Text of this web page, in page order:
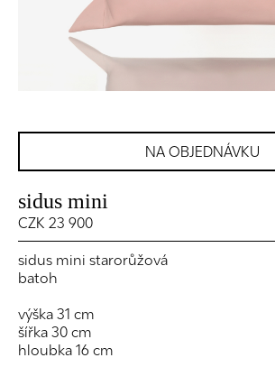
NA OBJEDNÁVKU
sidus mini
CZK 23 900
sidus mini starorůžová
batoh
výška 31 cm
šířka 30 cm
hloubka 16 cm